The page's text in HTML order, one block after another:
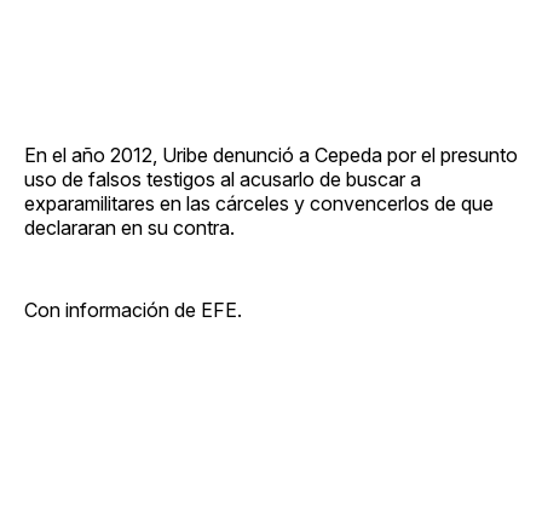
En el año 2012, Uribe denunció a Cepeda por el presunto
uso de falsos testigos al acusarlo de buscar a
exparamilitares en las cárceles y convencerlos de que
declararan en su contra.
Con información de EFE.